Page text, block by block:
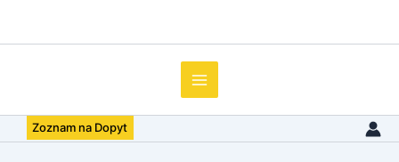
Zoznam na Dopyt
FC
krájačov:
CA-